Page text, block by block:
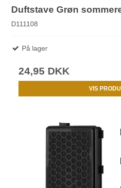
Duftstave Grøn
D111108
På lager
24,95 DKK
VIS